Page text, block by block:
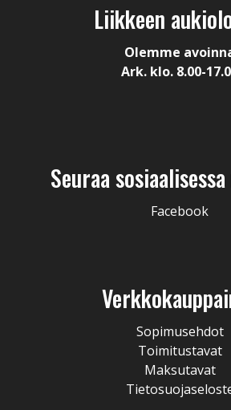
Liikkeen
Olemme
Ark. klo. 8.00-
Seuraa
Facebook
Sopimusehdot
Toimitustavat
Maksutavat